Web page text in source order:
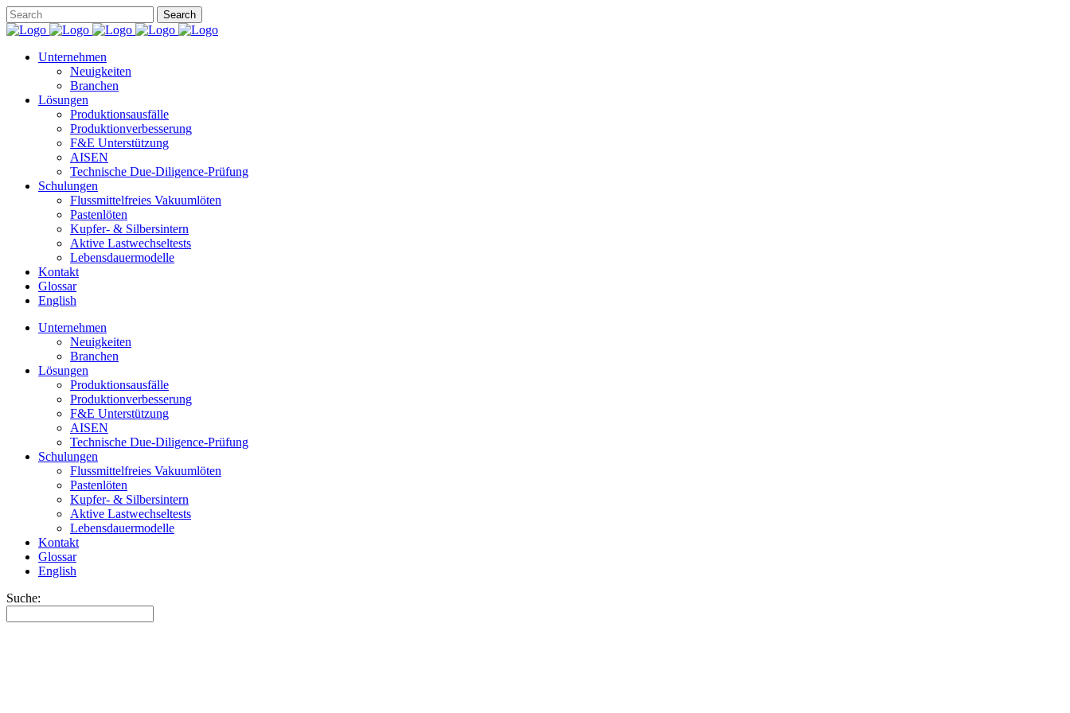
Unternehmen
Neuigkeiten
Branchen
Lösungen
Produktionsausfälle
Produktionverbesserung
F&E Unterstützung
AISEN
Technische Due-Diligence-Prüfung
Schulungen
Flussmittelfreies Vakuumlöten
Pastenlöten
Kupfer- & Silbersintern
Aktive Lastwechseltests
Lebensdauermodelle
Kontakt
Glossar
English
Unternehmen
Neuigkeiten
Branchen
Lösungen
Produktionsausfälle
Produktionverbesserung
F&E Unterstützung
AISEN
Technische Due-Diligence-Prüfung
Schulungen
Flussmittelfreies Vakuumlöten
Pastenlöten
Kupfer- & Silbersintern
Aktive Lastwechseltests
Lebensdauermodelle
Kontakt
Glossar
English
Suche: